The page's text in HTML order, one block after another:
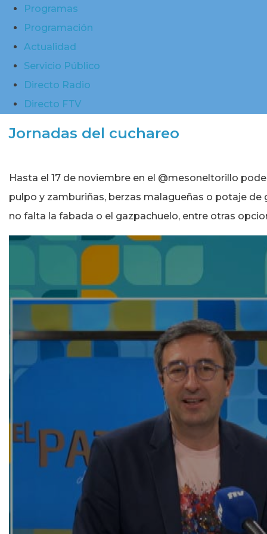
Programas
Programación
Actualidad
Servicio Público
Directo Radio
Directo FTV
Jornadas del cuchareo
Hasta el 17 de noviembre en el @mesoneltorillo
pulpo y zamburiñas, berzas malagueñas o potaje
no falta la fabada o el gazpachuelo, entre otras